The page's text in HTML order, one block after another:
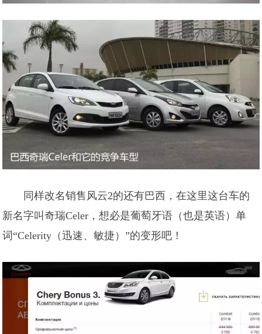
同样改名销售风云2的还有巴西，在这里这台车的
新名字叫奇瑞Celer，想必是葡萄牙语（也是英语）单
词“Celerity（迅速、敏捷）”的变形吧！